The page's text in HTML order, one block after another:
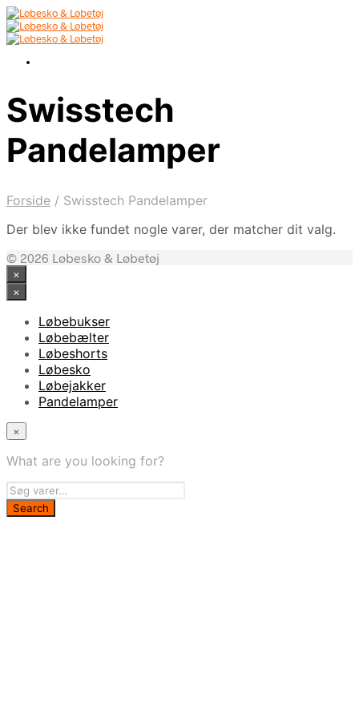
Swisstech
Pandelamper
Forside / Swisstech Pandelamper
Der blev ikke fundet nogle varer, der matcher dit valg.
© 2026 Løbesko & Løbetøj
×
×
Løbebukser
Løbebælter
Løbeshorts
Løbesko
Løbejakker
Pandelamper
×
What are you looking for?